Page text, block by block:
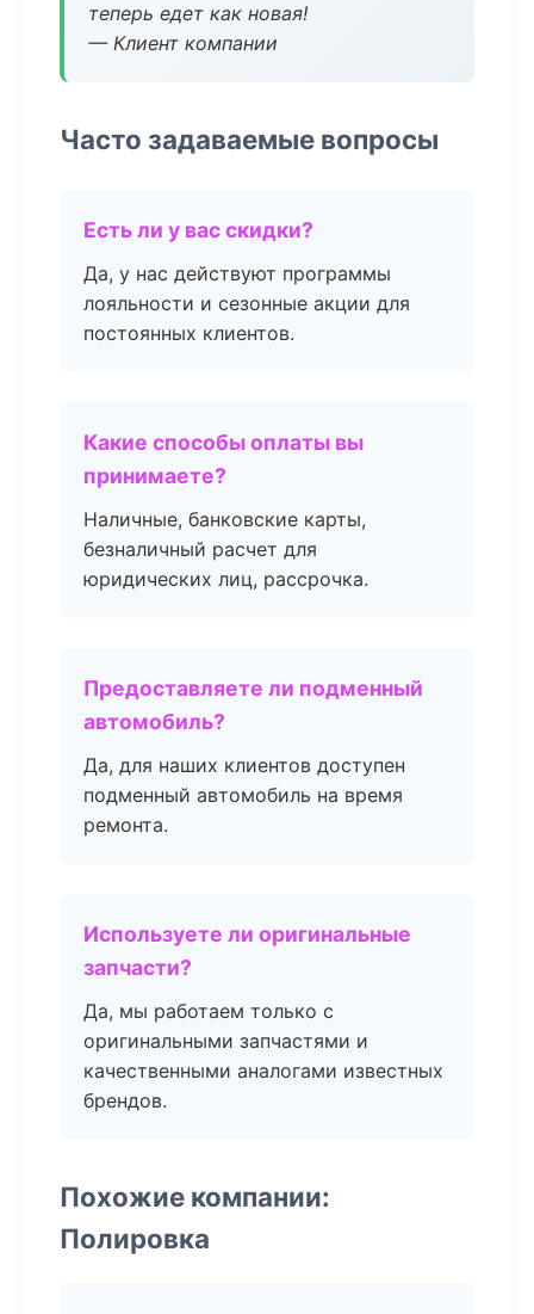
теперь едет как новая!
— Клиент компании
Часто задаваемые вопросы
Есть ли у вас скидки?
Да, у нас действуют программы
лояльности и сезонные акции для
постоянных клиентов.
Какие способы оплаты вы
принимаете?
Наличные, банковские карты,
безналичный расчет для
юридических лиц, рассрочка.
Предоставляете ли подменный
автомобиль?
Да, для наших клиентов доступен
подменный автомобиль на время
ремонта.
Используете ли оригинальные
запчасти?
Да, мы работаем только с
оригинальными запчастями и
качественными аналогами известных
брендов.
Похожие компании:
Полировка